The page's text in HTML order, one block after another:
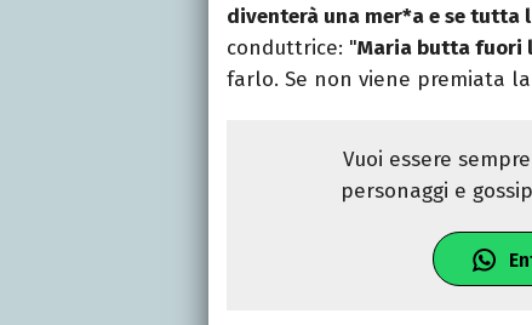
diventerà una mer*a e se tutta
conduttrice: "Maria butta fuori
farlo. Se non viene premiata
Vuoi essere
personaggi e